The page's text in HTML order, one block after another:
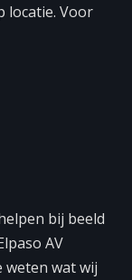
locatie. Voor
bij beeld
AV
weten wat wij